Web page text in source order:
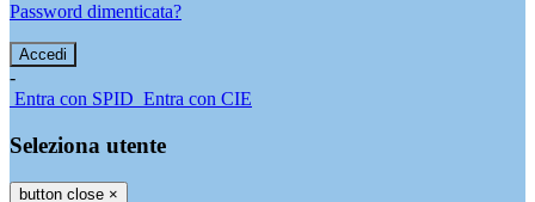
Password dimenticata?
-
Entra con SPID Entra con CIE
Seleziona utente
button close ×